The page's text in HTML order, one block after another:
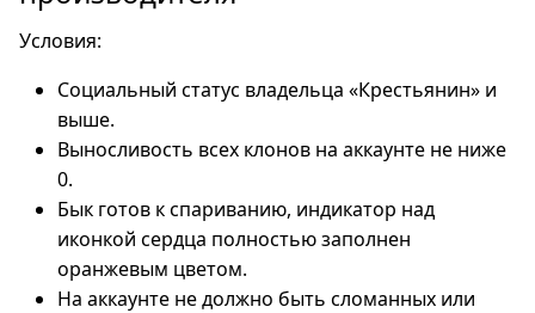
Условия:
Социальный статус владельца «Крестьянин» и
выше.
Выносливость всех клонов на аккаунте не ниже
0.
Бык готов к спариванию, индикатор над
иконкой сердца полностью заполнен
оранжевым цветом.
На аккаунте не должно быть сломанных или